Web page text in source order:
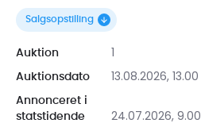
Salgsopstilling
Auktion 1
Auktionsdato 13.08.2026, 13.00
Annonceret i
statstidende
24.07.2026, 9.00